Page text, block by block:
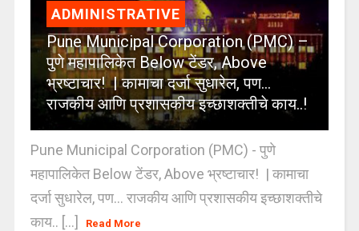
ADMINISTRATIVE
Pune Municipal Corporation (PMC) –
पुणे महापालिकेत Below टेंडर, Above
भ्रष्टाचार! | कामाचा दर्जा सुधारेल, पण…
राजकीय आणि प्रशासकीय इच्छाशक्तीचे काय..!
Pune Municipal Corporation (PMC) - पुणे
महापालिकेत Below टेंडर, Above भ्रष्टाचार! | कामाचा
दर्जा सुधारेल, पण… राजकीय आणि प्रशासकीय इच्छाशक्तीचे
काय.. [...]
Read More